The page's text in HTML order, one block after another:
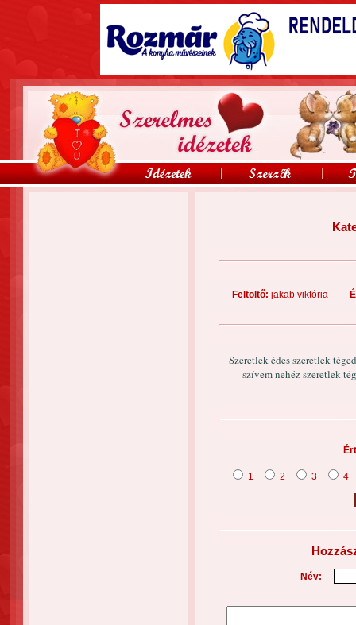
Feltöltő: jakab viktória
Szeretlek édes szeretlek
szívem nehéz szeretlek
1 2 3 4
Név: